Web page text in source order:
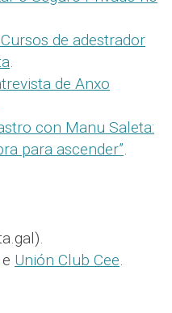
de adestrador
.
de Anxo
con Manu Saleta:
para ascender”.
e Unión Club Cee.